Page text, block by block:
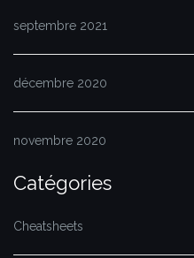
septembre 2021
décembre 2020
novembre 2020
Catégories
Cheatsheets